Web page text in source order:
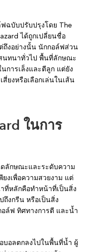
ฟฉบับปรับปรุงโดย The
ได้ถูกเปลี่ยนชื่อ
ถึงอย่างนั้น นักกอล์ฟส่วน
นทนาทั่วไป พื้นที่ลักษณะ
การเล็งและตีลูก แต่ยัง
ยงหรือเลือกเล่นในเส้น
ในการ
ลักษณะและระดับความ
งเพื่อความสวยงาม แต่
ที่หลักคือทำหน้าที่เป็นสิ่ง
ถึงกรีน หรือเป็นสิ่ง
อล์ฟ ทิศทางการตี และน้ำ
บอลตกลงไปในพื้นที่น้ำ ผู้